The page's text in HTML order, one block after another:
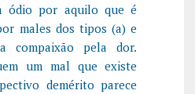
ódio por aquilo que é
males dos tipos (a) e
compaixão pela dor.
um mal que existe
demérito parece